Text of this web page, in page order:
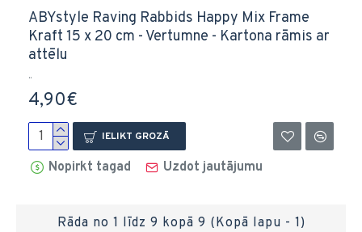
ABYstyle Raving Rabbids Happy Mix Frame
Kraft 15 x 20 cm - Vertumne - Kartona rāmis ar
attēlu
..
4,90€
IELIKT GROZĀ
Nopirkt tagad Uzdot jautājumu
Rāda no 1 līdz 9 kopā 9 (Kopā lapu - 1)